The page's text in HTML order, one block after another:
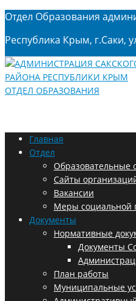
Отдел Образования
Республика Крым, г.Саки,
Главная
Отдел
Образовательные
Сайты
Вакансии
Меры социальной
Документы
Нормативные
Документы
План работы
Муниципальные